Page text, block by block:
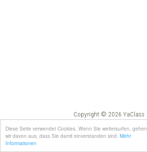
Diese Seite verwendet Cookies. Wenn Sie weitersurfen, gehen
wir davon aus, dass Sie damit einverstanden sind. Mehr
Informationen
Copyright © 2026 YaClass
Impressum
AGB